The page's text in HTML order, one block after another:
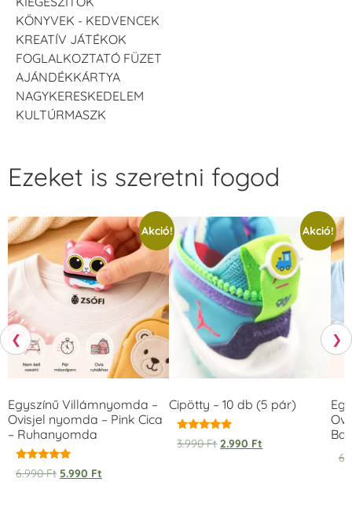
KÖNYVEK - KEDVENCEK
KREATÍV JÁTÉKOK
FOGLALKOZTATÓ FÜZET
AJÁNDÉKKÁRTYA
NAGYKERESKEDELEM
KULTÚRMASZK
❮
Ezeket is szeretni fogod
Akció!
Egyszínű Villámnyomda –
Ovisjel nyomda – Pink Cica
– Ruhanyomda
Értékelés:
5.00
6.990Ft 5.990 Ft
Akció!
Cipötty – 10 db (5 pár)
Értékelés:
5.00
3.990Ft 2.990 Ft
❯